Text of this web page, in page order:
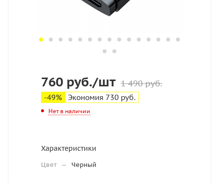
760 руб./шт 1 490руб.
-49% Экономия 730 руб.
Нет в наличии
Характеристики
Цвет — Черный